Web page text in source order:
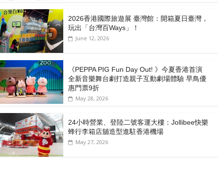
2026香港國際旅遊展 臺灣館：開箱夏日臺灣，
玩出「台灣百Ways」！
June 12, 2026
《PEPPA PIG Fun Day Out! 》今夏香港首演
全新音樂舞台劇打造親子互動劇場體驗 早鳥優
惠門票9折
May 28, 2026
24小時營業、登陸二號客運大樓：Jollibee快樂
蜂行李箱店舖造型進駐香港機場
May 27, 2026